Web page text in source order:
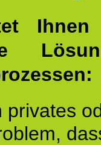
Ihnen
privates